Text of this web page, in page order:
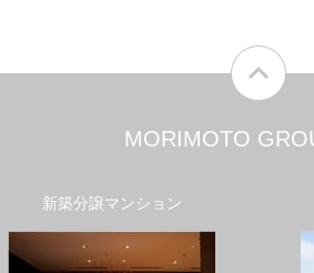
MORIMOTO
新築分譲マンション